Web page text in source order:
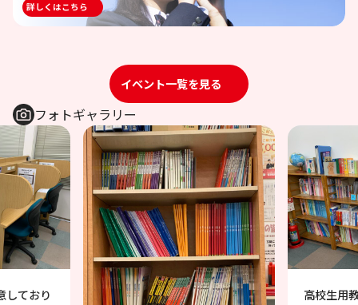
詳しくはこちら
イベント一覧を見る
フォトギャラリー
高校生用教材も、全科目揃えて
映像授業